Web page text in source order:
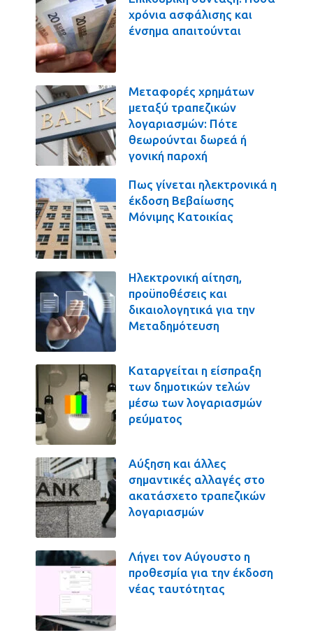
χρόνια ασφάλισης και
ένσημα απαιτούνται
Μεταφορές χρημάτων
μεταξύ τραπεζικών
λογαριασμών: Πότε
θεωρούνται δωρεά ή
γονική παροχή
Πως γίνεται ηλεκτρονικά η
έκδοση Βεβαίωσης
Μόνιμης Κατοικίας
Ηλεκτρονική αίτηση,
προϋποθέσεις και
δικαιολογητικά για την
Μεταδημότευση
Καταργείται η είσπραξη
των δημοτικών τελών
μέσω των λογαριασμών
ρεύματος
Αύξηση και άλλες
σημαντικές αλλαγές στο
ακατάσχετο τραπεζικών
λογαριασμών
Λήγει τον Αύγουστο η
προθεσμία για την έκδοση
νέας ταυτότητας